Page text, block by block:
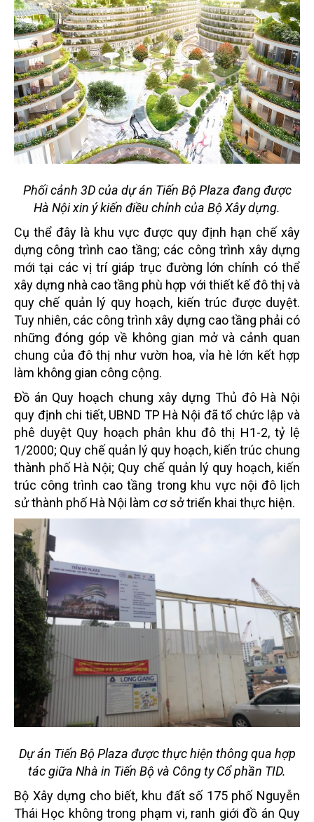
Phối cảnh 3D của dự án Tiến Bộ Plaza đang được
Hà Nội xin ý kiến điều chỉnh của Bộ Xây dựng.
Cụ thể đây là khu vực được quy định hạn chế xây
dựng công trình cao tầng; các công trình xây dựng
mới tại các vị trí giáp trục đường lớn chính có thể
xây dựng nhà cao tầng phù hợp với thiết kế đô thị và
quy chế quản lý quy hoạch, kiến trúc được duyệt.
Tuy nhiên, các công trình xây dựng cao tầng phải có
những đóng góp về không gian mở và cảnh quan
chung của đô thị như vườn hoa, vỉa hè lớn kết hợp
làm không gian công cộng.
Đồ án Quy hoạch chung xây dựng Thủ đô Hà Nội
quy định chi tiết, UBND TP Hà Nội đã tổ chức lập và
phê duyệt Quy hoạch phân khu đô thị H1-2, tỷ lệ
1/2000; Quy chế quản lý quy hoạch, kiến trúc chung
thành phố Hà Nội; Quy chế quản lý quy hoạch, kiến
trúc công trình cao tầng trong khu vực nội đô lịch
sử thành phố Hà Nội làm cơ sở triển khai thực hiện.
Dự án Tiến Bộ Plaza được thực hiện thông qua hợp
tác giữa Nhà in Tiến Bộ và Công ty Cổ phần TID.
Bộ Xây dựng cho biết, khu đất số 175 phố Nguyễn
Thái Học không trong phạm vi, ranh giới đồ án Quy